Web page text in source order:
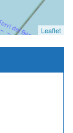
Leaflet